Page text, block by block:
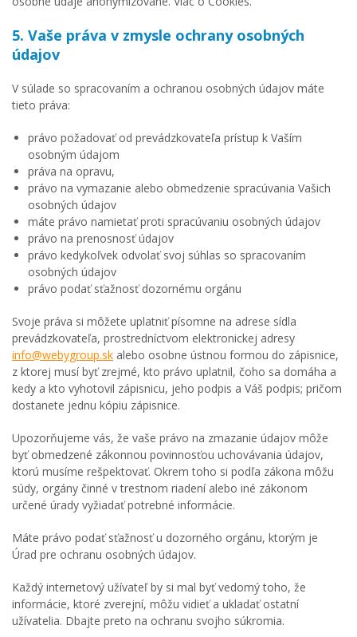
5. Vaše práva v zmysle ochrany osobných
údajov
V súlade so spracovaním a ochranou osobných údajov máte
tieto práva:
právo požadovať od prevádzkovateľa prístup k Vaším
osobným údajom
práva na opravu,
právo na vymazanie alebo obmedzenie spracúvania Vašich
osobných údajov
máte právo namietať proti spracúvaniu osobných údajov
právo na prenosnosť údajov
právo kedykoľvek odvolať svoj súhlas so spracovaním
osobných údajov
právo podať sťažnosť dozornému orgánu
Svoje práva si môžete uplatniť písomne na adrese sídla
prevádzkovateľa, prostredníctvom elektronickej adresy
info@webygroup.sk alebo osobne ústnou formou do zápisnice,
z ktorej musí byť zrejmé, kto právo uplatnil, čoho sa domáha a
kedy a kto vyhotovil zápisnicu, jeho podpis a Váš podpis; pričom
dostanete jednu kópiu zápisnice.
Upozorňujeme vás, že vaše právo na zmazanie údajov môže
byť obmedzené zákonnou povinnosťou uchovávania údajov,
ktorú musíme rešpektovať. Okrem toho si podľa zákona môžu
súdy, orgány činné v trestnom riadení alebo iné zákonom
určené úrady vyžiadať potrebné informácie.
Máte právo podať sťažnosť u dozorného orgánu, ktorým je
Úrad pre ochranu osobných údajov.
Každý internetový užívateľ by si mal byť vedomý toho, že
informácie, ktoré zverejní, môžu vidieť a ukladať ostatní
užívatelia. Dbajte preto na ochranu svojho súkromia.